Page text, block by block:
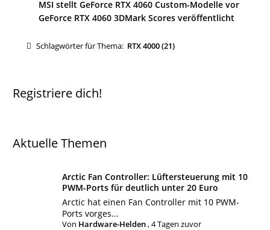
MSI stellt GeForce RTX 4060 Custom-Modelle vor
GeForce RTX 4060 3DMark Scores veröffentlicht
Schlagwörter für Thema: RTX 4000 (21)
Registriere dich!
Aktuelle Themen
Arctic Fan Controller: Lüftersteuerung mit 10
PWM-Ports für deutlich unter 20 Euro
Arctic hat einen Fan Controller mit 10 PWM-
Ports vorges...
Von Hardware-Helden,4 Tagen zuvor